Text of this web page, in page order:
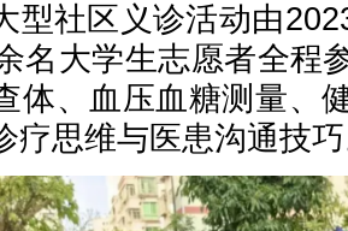
社区义诊活动由
名大学生志愿者全程
体、血压血糖测量、
疗思维与医患沟通技